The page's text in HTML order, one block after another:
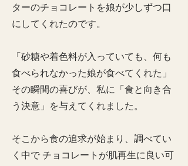
ターのチョコレートを娘が少しずつ口
にしてくれたのです。
「砂糖や着色料が入っていても、何も
食べられなかった娘が食べてくれた」
その瞬間の喜びが、私に「食と向き合
う決意」を与えてくれました。
そこから食の追求が始まり、調べてい
く中で チョコレートが肌再生に良い可